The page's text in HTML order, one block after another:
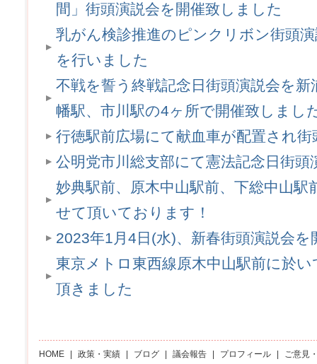
間」街頭演説会を開催致しました
乳がん検診推進のピンクリボン街頭
を行いました
不戦を誓う終戦記念日街頭演説会を新
幡駅、市川駅の4ヶ所で開催致しまし
行徳駅前広場にて献血車が配置され
公明党市川総支部にて憲法記念日街
妙典駅前、原木中山駅前、下総中山
せて頂いております！
2023年1月4日(水)、新春街頭演説会
東京メトロ東西線原木中山駅前に於
頂きました
HOME 政策・実績 ブログ 議会報告 プロフィール ご意見